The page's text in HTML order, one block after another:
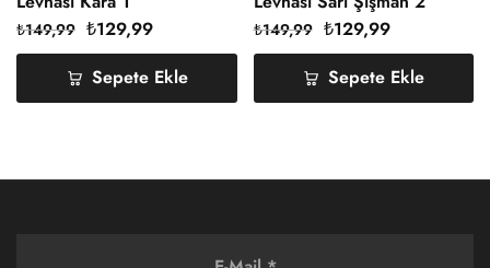
₺149,99 ₺129,99
Sepete Ekle
₺149,99 ₺129,99
Sepete Ekle